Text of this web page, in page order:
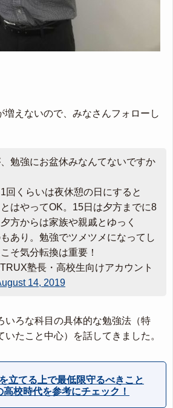
増えないので、みなさんフォローし
勉強にお盆休みなんてないですか
回くらいは夜休憩の日にすると
はやってOK。15日は夕方までに8
方からは家族や親戚とゆっく
あり。勉強でツメツメになってし
そ気分転換は重要！
塾長・高校生向けアカウント
14, 2019
いろな科目の具体的な勉強法（特
いたこと中心）を話してきました。
立てる上で最低限守るべきこと
校時代を参考にチェック！